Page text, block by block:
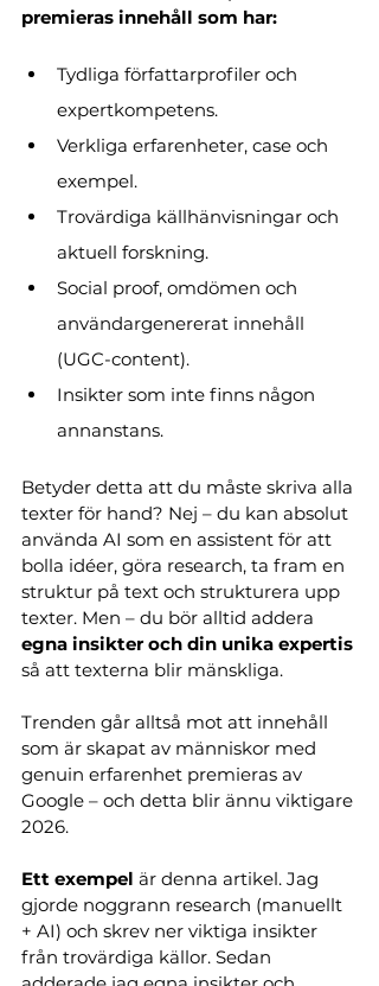
premieras innehåll som har:
Tydliga författarprofiler och
expertkompetens.
Verkliga erfarenheter, case och
exempel.
Trovärdiga källhänvisningar och
aktuell forskning.
Social proof, omdömen och
användargenererat innehåll
(UGC-content).
Insikter som inte finns någon
annanstans.
Betyder detta att du måste skriva alla
texter för hand? Nej – du kan absolut
använda AI som en assistent för att
bolla idéer, göra research, ta fram en
struktur på text och strukturera upp
texter. Men – du bör alltid addera
egna insikter och din unika expertis
så att texterna blir mänskliga.
Trenden går alltså mot att innehåll
som är skapat av människor med
genuin erfarenhet premieras av
Google – och detta blir ännu viktigare
2026.
Ett exempel är denna artikel. Jag
gjorde noggrann research (manuellt
+ AI) och skrev ner viktiga insikter
från trovärdiga källor. Sedan